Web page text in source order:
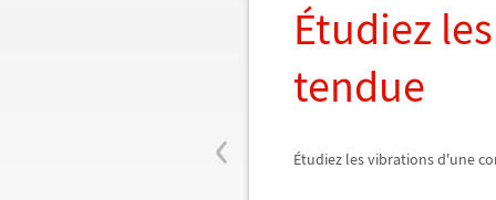
‹
Étudiez
tendue
Étudiez les vibrations d'une